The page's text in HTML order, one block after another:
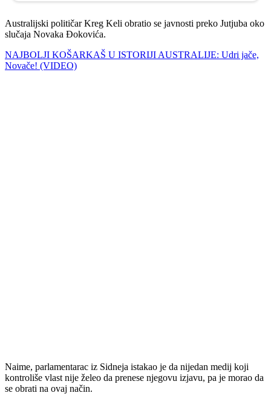
Australijski političar Kreg Keli obratio se javnosti preko Jutjuba oko
slučaja Novaka Đokovića.
NAJBOLJI KOŠARKAŠ U ISTORIJI AUSTRALIJE: Udri jače,
Novače! (VIDEO)
Naime, parlamentarac iz Sidneja istakao je da nijedan medij koji
kontroliše vlast nije želeo da prenese njegovu izjavu, pa je morao da
se obrati na ovaj način.